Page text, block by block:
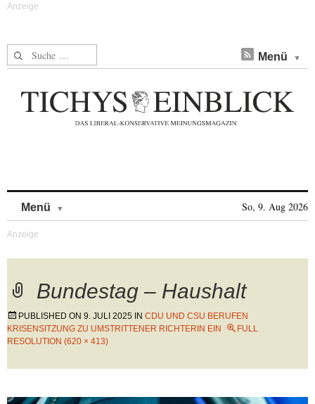
Suche nach: Menü
Menü So, 9. Aug 2026
Bundestag – Haushalt
PUBLISHED ON 9. JULI 2025 IN CDU UND CSU BERUFEN
KRISENSITZUNG ZU UMSTRITTENER RICHTERIN EIN
FULL
RESOLUTION (620 × 413)